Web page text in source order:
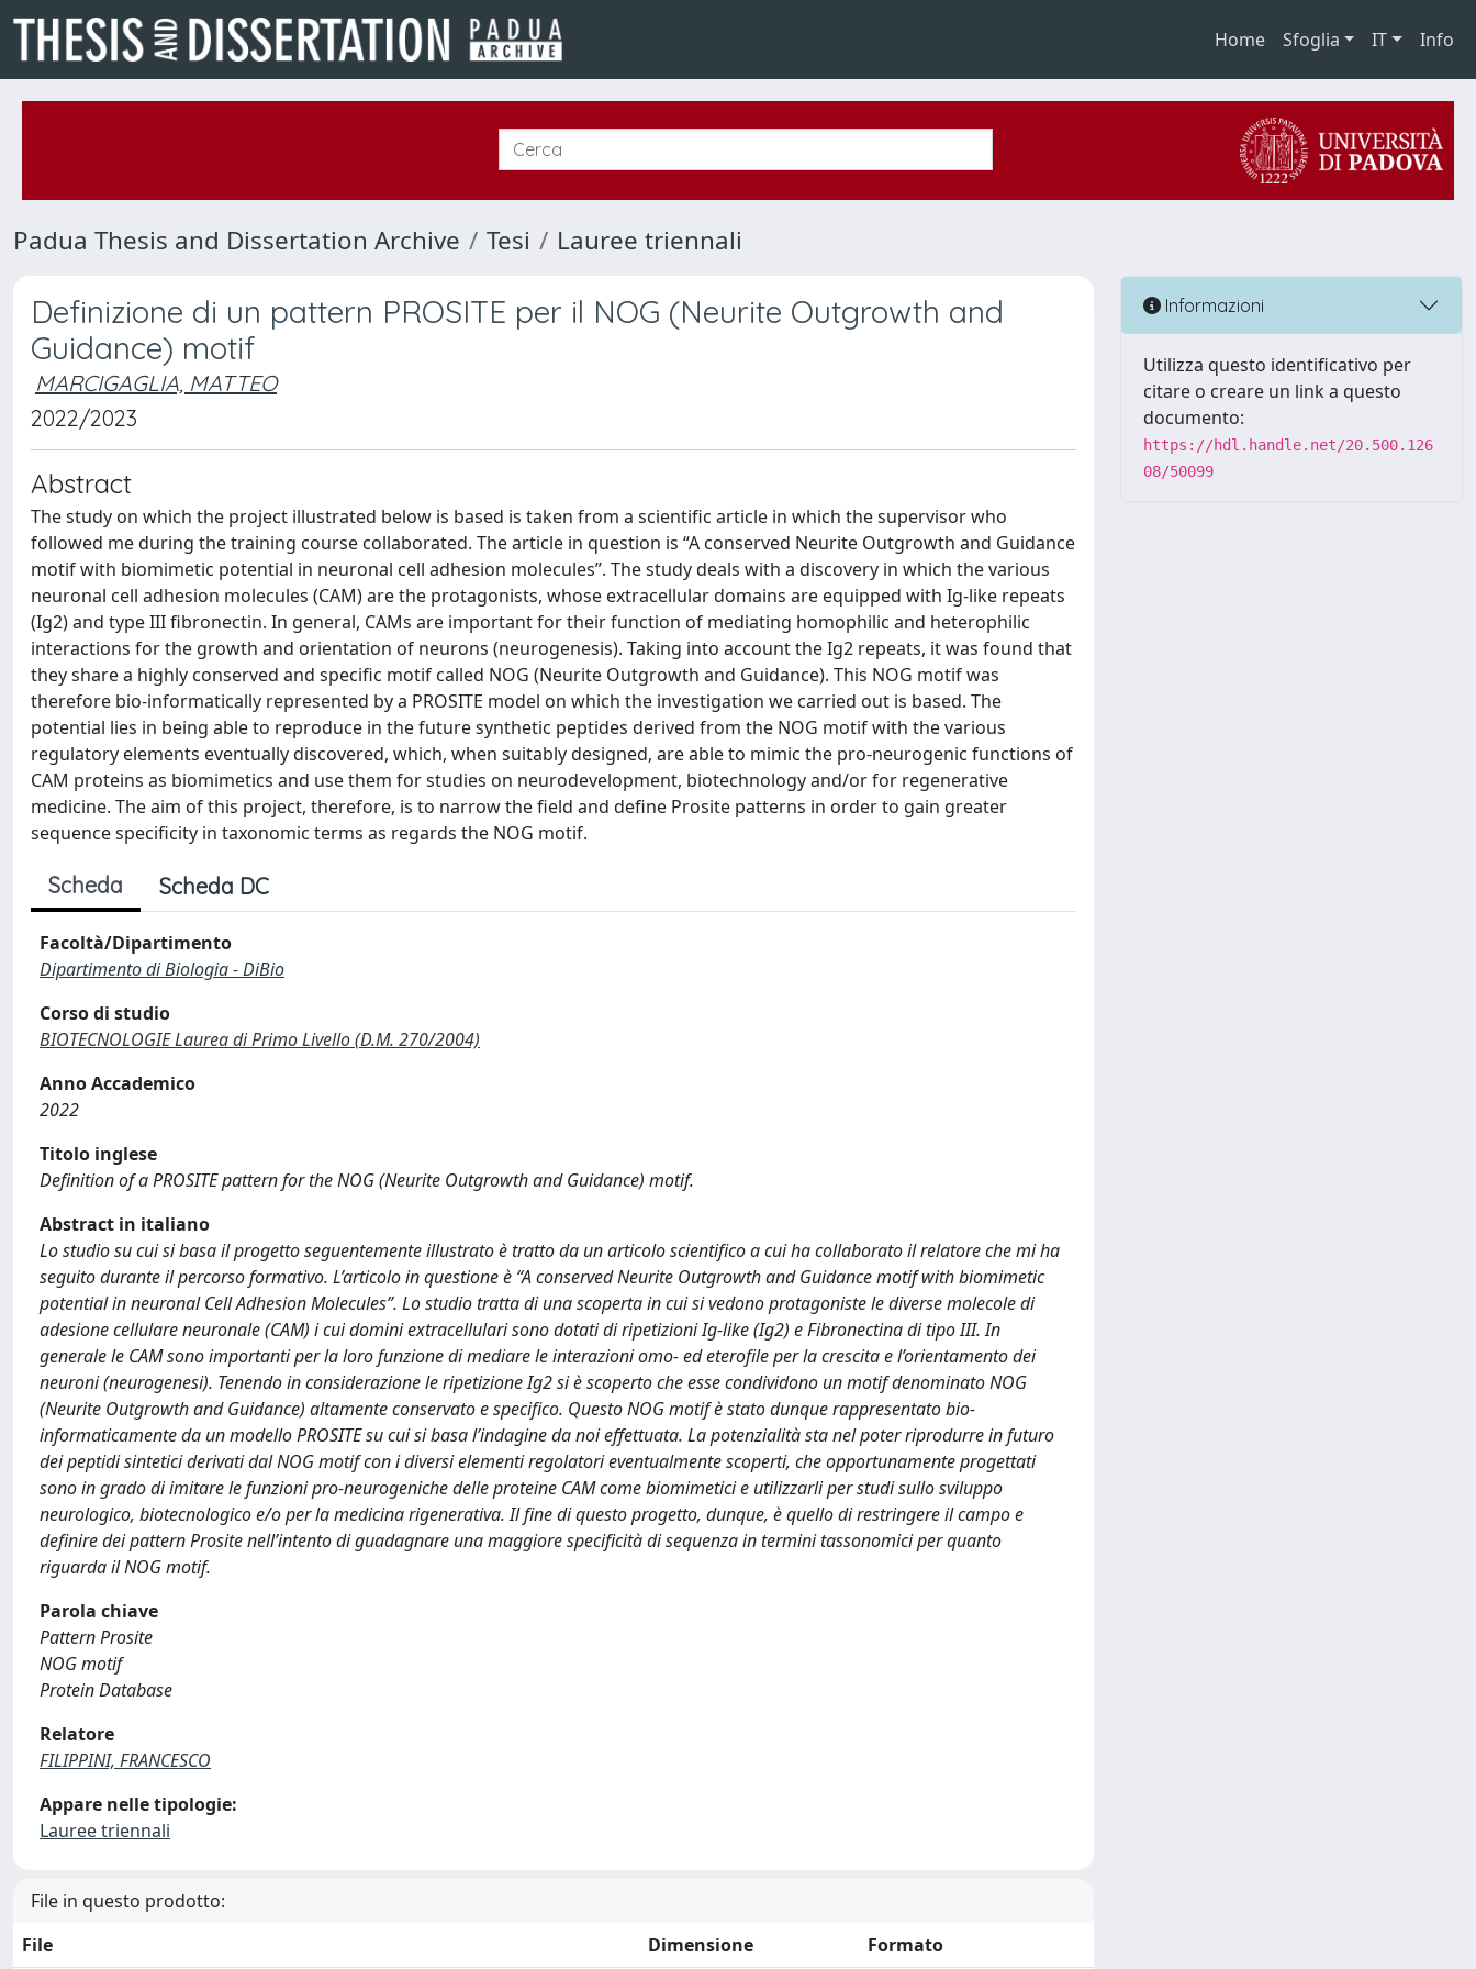
Home Sfoglia IT Info
Padua Thesis and Dissertation Archive Tesi Lauree triennali
Definizione di un pattern PROSITE per il NOG (Neurite Outgrowth and
Guidance) motif
MARCIGAGLIA, MATTEO
2022/2023
Abstract
The study on which the project illustrated below is based is taken from a scientific article in which the supervisor who
followed me during the training course collaborated. The article in question is “A conserved Neurite Outgrowth and Guidance
motif with biomimetic potential in neuronal cell adhesion molecules”. The study deals with a discovery in which the various
neuronal cell adhesion molecules (CAM) are the protagonists, whose extracellular domains are equipped with Ig-like repeats
(Ig2) and type III fibronectin. In general, CAMs are important for their function of mediating homophilic and heterophilic
interactions for the growth and orientation of neurons (neurogenesis). Taking into account the Ig2 repeats, it was found that
they share a highly conserved and specific motif called NOG (Neurite Outgrowth and Guidance). This NOG motif was
therefore bio-informatically represented by a PROSITE model on which the investigation we carried out is based. The
potential lies in being able to reproduce in the future synthetic peptides derived from the NOG motif with the various
regulatory elements eventually discovered, which, when suitably designed, are able to mimic the pro-neurogenic functions of
CAM proteins as biomimetics and use them for studies on neurodevelopment, biotechnology and/or for regenerative
medicine. The aim of this project, therefore, is to narrow the field and define Prosite patterns in order to gain greater
sequence specificity in taxonomic terms as regards the NOG motif.
Scheda Scheda DC
Facoltà/Dipartimento
Dipartimento di Biologia - DiBio
Corso di studio
BIOTECNOLOGIE Laurea di Primo Livello (D.M. 270/2004)
Anno Accademico
2022
Titolo inglese
Definition of a PROSITE pattern for the NOG (Neurite Outgrowth and Guidance) motif.
Abstract in italiano
Lo studio su cui si basa il progetto seguentemente illustrato è tratto da un articolo scientifico a cui ha collaborato il relatore che mi ha
seguito durante il percorso formativo. L’articolo in questione è “A conserved Neurite Outgrowth and Guidance motif with biomimetic
potential in neuronal Cell Adhesion Molecules”. Lo studio tratta di una scoperta in cui si vedono protagoniste le diverse molecole di
adesione cellulare neuronale (CAM) i cui domini extracellulari sono dotati di ripetizioni Ig-like (Ig2) e Fibronectina di tipo III. In
generale le CAM sono importanti per la loro funzione di mediare le interazioni omo- ed eterofile per la crescita e l’orientamento dei
neuroni (neurogenesi). Tenendo in considerazione le ripetizione Ig2 si è scoperto che esse condividono un motif denominato NOG
(Neurite Outgrowth and Guidance) altamente conservato e specifico. Questo NOG motif è stato dunque rappresentato bio-
informaticamente da un modello PROSITE su cui si basa l’indagine da noi effettuata. La potenzialità sta nel poter riprodurre in futuro
dei peptidi sintetici derivati dal NOG motif con i diversi elementi regolatori eventualmente scoperti, che opportunamente progettati
sono in grado di imitare le funzioni pro-neurogeniche delle proteine CAM come biomimetici e utilizzarli per studi sullo sviluppo
neurologico, biotecnologico e/o per la medicina rigenerativa. Il fine di questo progetto, dunque, è quello di restringere il campo e
definire dei pattern Prosite nell’intento di guadagnare una maggiore specificità di sequenza in termini tassonomici per quanto
riguarda il NOG motif.
Parola chiave
Pattern Prosite
NOG motif
Protein Database
Relatore
FILIPPINI, FRANCESCO
Appare nelle tipologie:
Lauree triennali
File in questo prodotto:
File
Dimensione Formato
Informazioni
Utilizza questo identificativo per
citare o creare un link a questo
documento:
https://hdl.handle.net/20.500.126
08/50099